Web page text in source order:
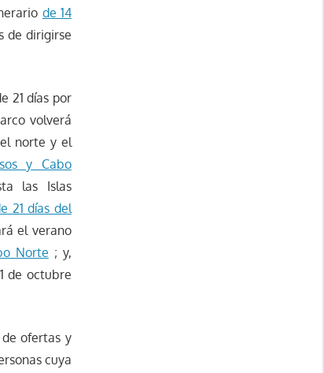
de 14
de dirigirse
21 días por
volverá
norte y el
y Cabo
las Islas
21 días del
el verano
Norte ; y,
de octubre
ofertas y
cuya